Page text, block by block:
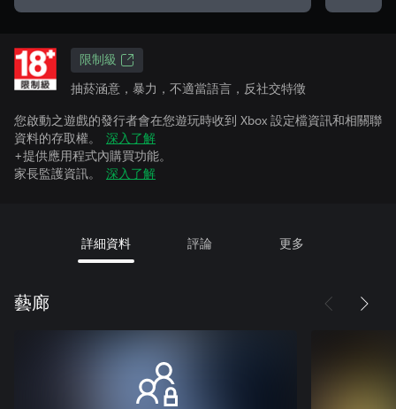
限制級
抽菸涵意，暴力，不適當語言，反社交特徵
您啟動之遊戲的發行者會在您遊玩時收到 Xbox 設定檔資訊和相關聯
資料的存取權。
深入了解
+提供應用程式內購買功能。
家長監護資訊。
深入了解
詳細資料 評論 更多
藝廊